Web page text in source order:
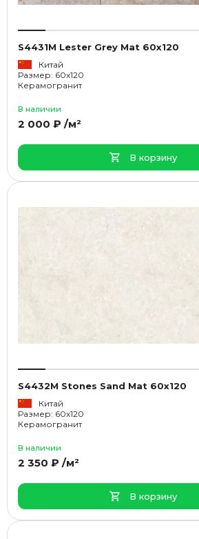
S4431M Lester Grey Mat 60x120
Китай
Размер: 60x120
Керамогранит
В наличии
2 000 ₽ /м²
В корзину
S4432M Stones Sand Mat 60x120
Китай
Размер: 60x120
Керамогранит
В наличии
2 350 ₽ /м²
В корзину